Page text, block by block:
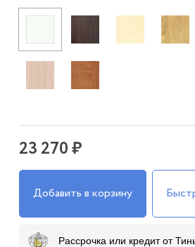
23 270 ₽
Добавить в корзину
Рассрочка или кредит от